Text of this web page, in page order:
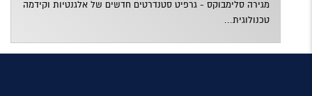
מגירה סלימבוקס - גרפיט סטנדרטים חדשים של אלגנטיות וקידמה
טכנולוגית...